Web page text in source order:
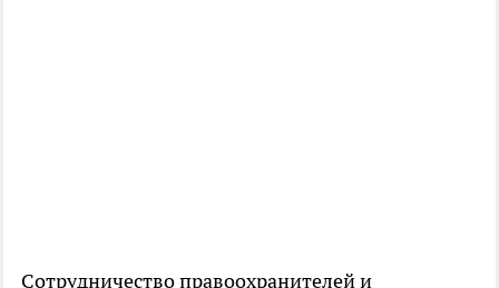
Сотрудничество правоохранителей и